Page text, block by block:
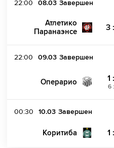
22:00 08.03 Завершен
Атлетико
Паранаэнсе
3
22:00 09.03 Завершен
Операрио 1
6:
00:30 10.03 Завершен
Коритиба 1